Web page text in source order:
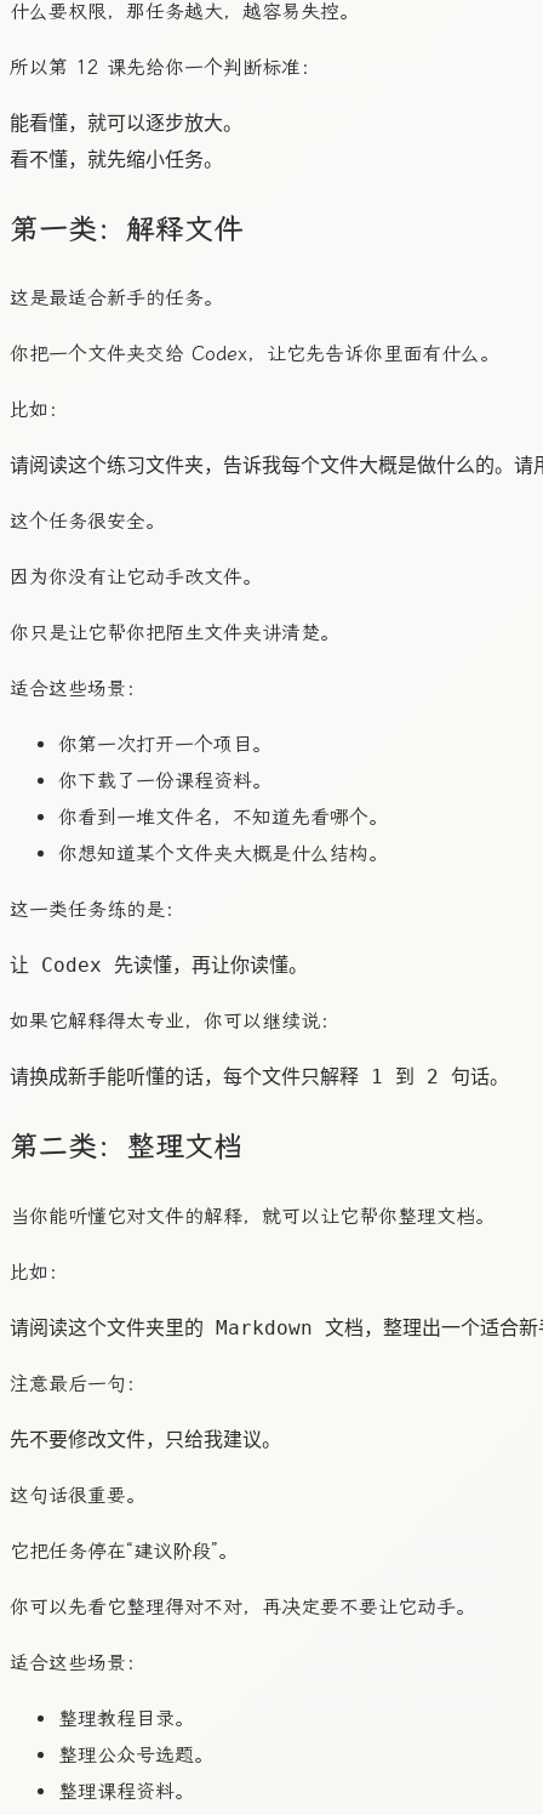
什么要权限，那任务越大，越容易失控。
所以第 12 课先给你一个判断标准：
能看懂，就可以逐步放大。
第一类：解释文件
这是最适合新手的任务。
你把一个文件夹交给 Codex，让它先告诉你里面有什么。
比如：
这个任务很安全。
因为你没有让它动手改文件。
你只是让它帮你把陌生文件夹讲清楚。
适合这些场景：
你第一次打开一个项目。
你下载了一份课程资料。
你看到一堆文件名，不知道先看哪个。
你想知道某个文件夹大概是什么结构。
这一类任务练的是：
如果它解释得太专业，你可以继续说：
第二类：整理文档
当你能听懂它对文件的解释，就可以让它帮你整理文档。
比如：
注意最后一句：
这句话很重要。
它把任务停在“建议阶段”。
你可以先看它整理得对不对，再决定要不要让它动手。
适合这些场景：
整理教程目录。
整理公众号选题。
整理课程资料。